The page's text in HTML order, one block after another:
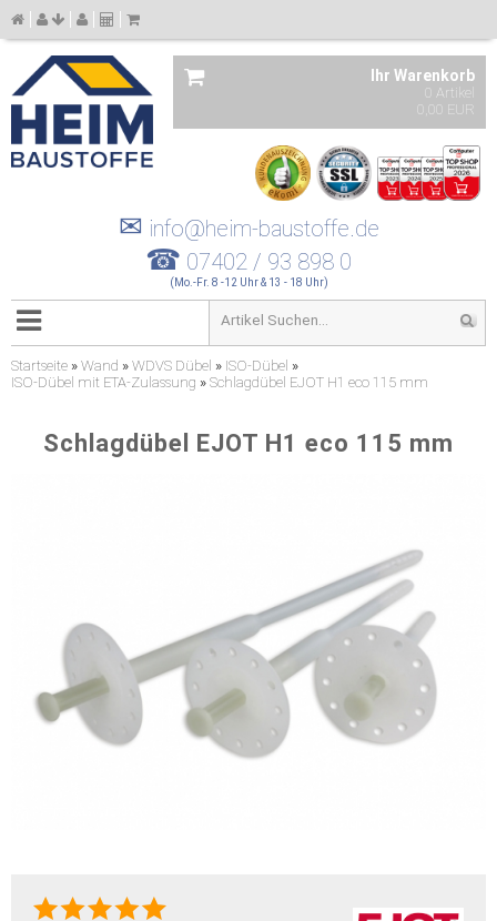
Ihr Warenkorb
0 Artikel
0,00 EUR
✉ info@heim-baustoffe.de
☎ 07402 / 93 898 0
(Mo.-Fr. 8 -12 Uhr & 13 - 18 Uhr)
Startseite » Wand » WDVS Dübel » ISO-Dübel »
ISO-Dübel mit ETA-Zulassung » Schlagdübel EJOT H1 eco 115 mm
Schlagdübel EJOT H1 eco 115 mm